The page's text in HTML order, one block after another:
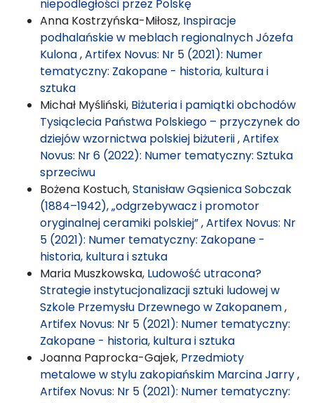
niepodległości przez Polskę
Anna Kostrzyńska-Miłosz, Inspiracje
podhalańskie w meblach regionalnych Józefa
Kulona,Artifex Novus: Nr 5 (2021): Numer
tematyczny: Zakopane - historia, kultura i
sztuka
Michał Myśliński, Biżuteria i pamiątki obchodów
Tysiąclecia Państwa Polskiego – przyczynek do
dziejów wzornictwa polskiej biżuterii,Artifex
Novus: Nr 6 (2022): Numer tematyczny: Sztuka
sprzeciwu
Bożena Kostuch,Stanisław Gąsienica Sobczak
(1884–1942), „odgrzebywacz i promotor
oryginalnej ceramiki polskiej”,Artifex Novus: Nr
5 (2021): Numer tematyczny: Zakopane -
historia, kultura i sztuka
Maria Muszkowska, Ludowość utracona?
Strategie instytucjonalizacji sztuki ludowej w
Szkole Przemysłu Drzewnego w Zakopanem,
Artifex Novus: Nr 5 (2021): Numer tematyczny:
Zakopane - historia, kultura i sztuka
Joanna Paprocka-Gajek, Przedmioty
metalowe w stylu zakopiańskim Marcina Jarry,
Artifex Novus: Nr 5 (2021): Numer tematyczny: